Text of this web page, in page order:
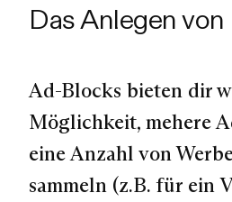
Das Anlegen
Ad-Blocks bieten dir
Möglichkeit, mehere
eine Anzahl von
sammeln (z.B. für ein